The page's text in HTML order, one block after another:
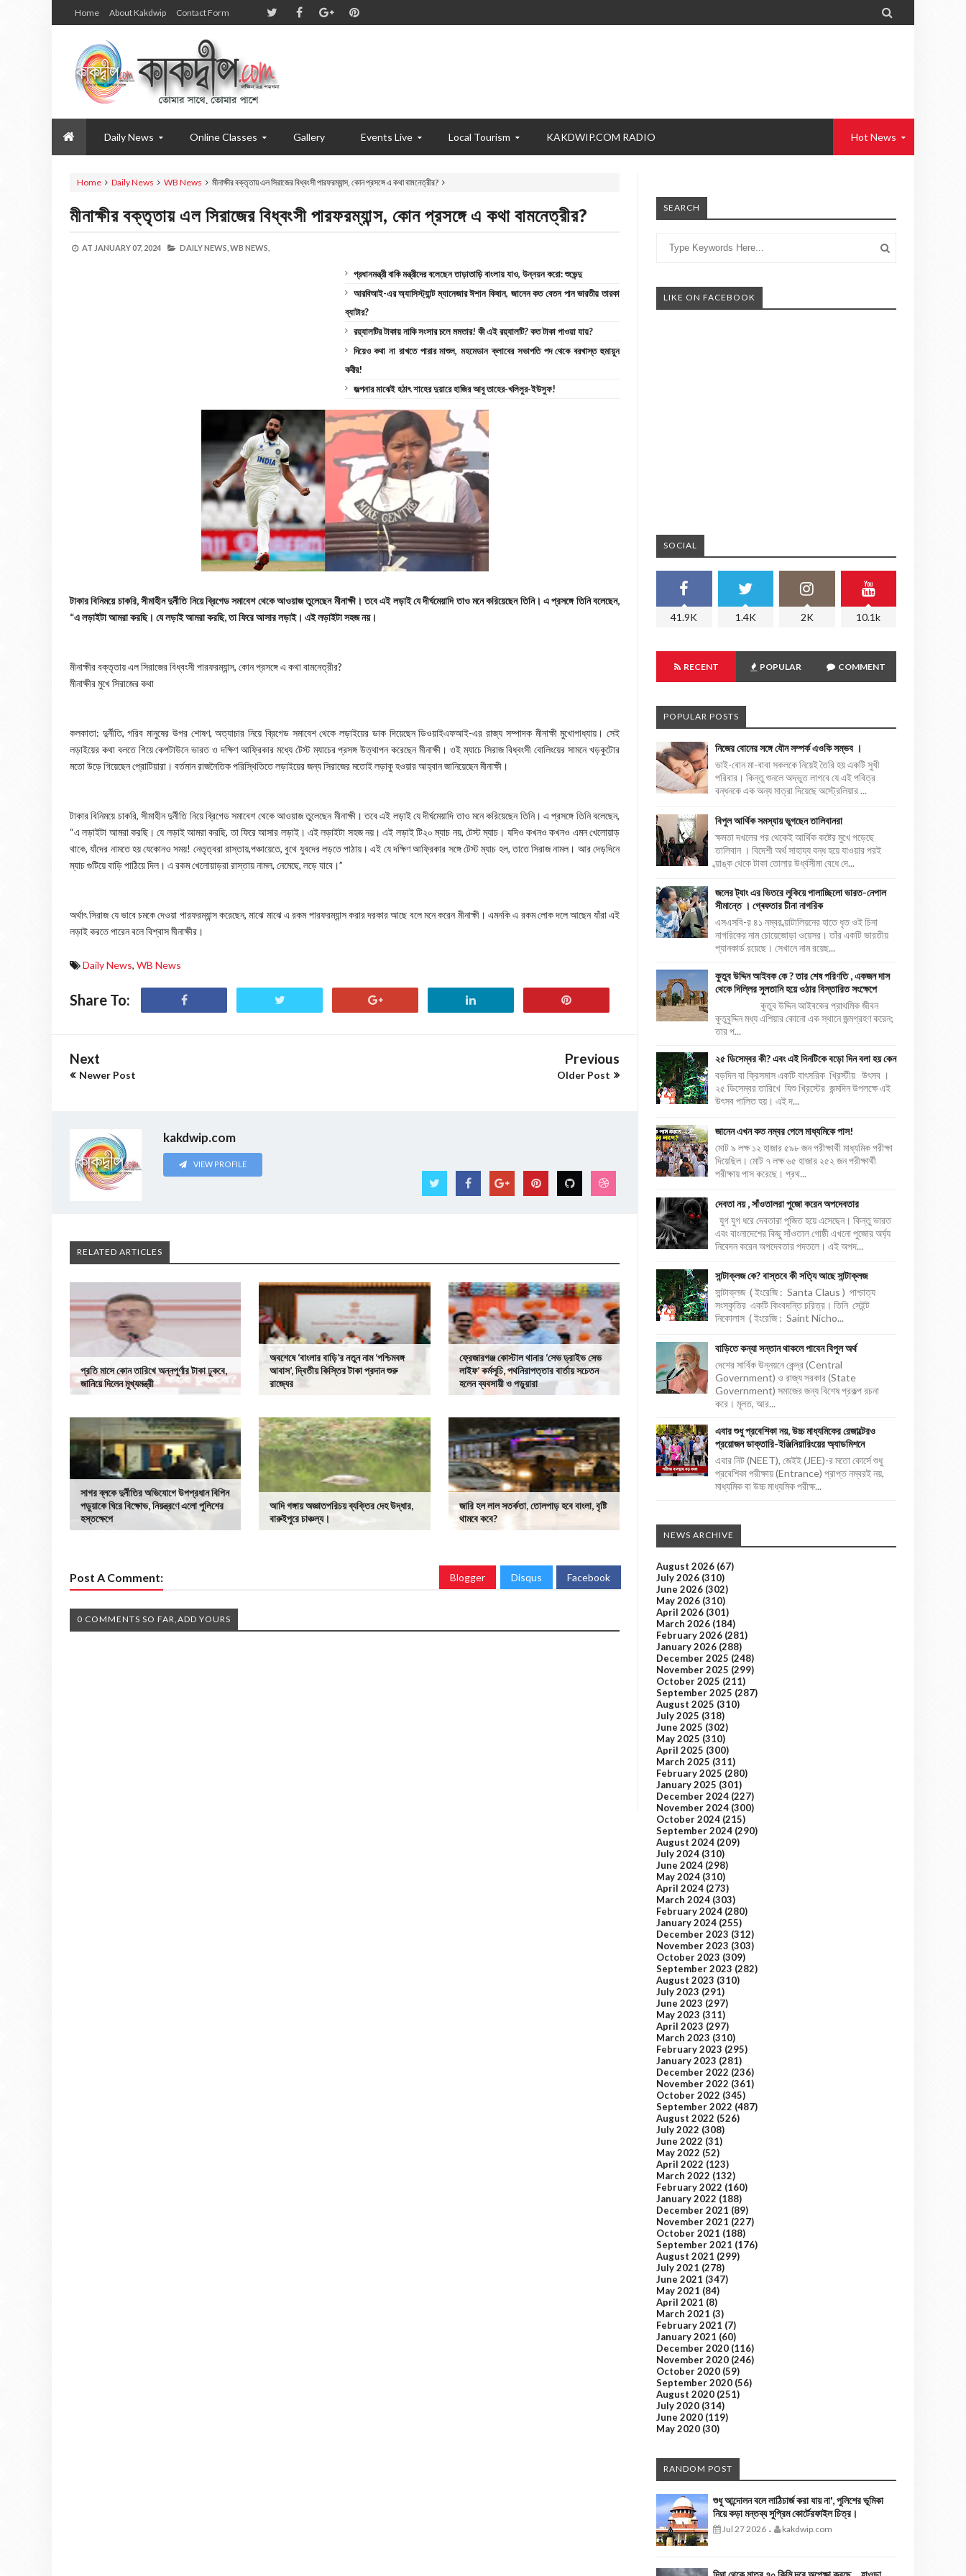
Home About Kakdwip Contact Form 
Daily News Online Classes Gallery Events Live Local Tourism KAKDWIP.COM RADIO Hot News
Home Daily News WB News মীনাক্ষীর বক্তৃতায় এল সিরাজের বিধ্বংসী পারফরম্যান্স, কোন প্রসঙ্গে এ কথা বামনেত্রীর?
মীনাক্ষীর বক্তৃতায় এল সিরাজের বিধ্বংসী পারফরম্যান্স, কোন প্রসঙ্গে এ কথা বামনেত্রীর?
AT JANUARY 07, 2024 DAILY NEWS, WB NEWS,
প্রধানমন্ত্রী বাকি মন্ত্রীদের বলেছেন তাড়াতাড়ি বাংলায় যাও, উন্নয়ন করো: শুভেন্দু
আরবিআই-এর অ্যাসিস্ট্যান্ট ম্যানেজার ঈশান কিষান, জানেন কত বেতন পান ভারতীয় তারকা
ব্যাটার?
রয়্যালটির টাকায় নাকি সংসার চলে মমতার! কী এই রয়্যালটি? কত টাকা পাওয়া যায়?
দিয়েও কথা না রাখতে পারার মাশুল, মহমেডান ক্লাবের সভাপতি পদ থেকে বরখাস্ত হুমায়ুন
কবীর!
জল্পনার মাঝেই হঠাৎ শাহের দুয়ারে হাজির আবু তাহের-খলিলুর-ইউসুফ!
টাকার বিনিময়ে চাকরি, সীমাহীন দুর্নীতি নিয়ে ব্রিগেড সমাবেশ থেকে আওয়াজ তুলেছেন মীনাক্ষী। তবে এই লড়াই যে দীর্ঘমেয়াদি তাও মনে করিয়েছেন তিনি। এ প্রসঙ্গে তিনি বলেছেন,
“এ লড়াইটা আমরা করছি। যে লড়াই আমরা করছি, তা ফিরে আসার লড়াই। এই লড়াইটা সহজ নয়।
মীনাক্ষীর বক্তৃতায় এল সিরাজের বিধ্বংসী পারফরম্যান্স, কোন প্রসঙ্গে এ কথা বামনেত্রীর?
মীনাক্ষীর মুখে সিরাজের কথা
কলকাতা: দুর্নীতি, গরিব মানুষের উপর শোষণ, অত্যাচার নিয়ে ব্রিগেড সমাবেশ থেকে লড়াইয়ের ডাক দিয়েছেন ডিওয়াইএফআই-এর রাজ্য সম্পাদক মীনাক্ষী মুখোপাধ্যায়। সেই
লড়াইয়ের কথা বলতে গিয়ে কেপটাউনে ভারত ও দক্ষিণ আফ্রিকার মধ্যে টেস্ট ম্যাচের প্রসঙ্গ উত্থাপন করেছেন মীনাক্ষী। ওই ম্যাচে সিরাজ বিধ্বংসী বোলিংয়ের সামনে খড়কুটোর
মতো উড়ে গিয়েছেন প্রোটিয়ারা। বর্তমান রাজনৈতিক পরিস্থিতিতে লড়াইয়ের জন্য সিরাজের মতোই লড়াকু হওয়ার আহ্বান জানিয়েছেন মীনাক্ষী।
টাকার বিনিময়ে চাকরি, সীমাহীন দুর্নীতি নিয়ে ব্রিগেড সমাবেশ থেকে আওয়াজ তুলেছেন মীনাক্ষী। তবে এই লড়াই যে দীর্ঘমেয়াদি তাও মনে করিয়েছেন তিনি। এ প্রসঙ্গে তিনি বলেছেন,
“এ লড়াইটা আমরা করছি। যে লড়াই আমরা করছি, তা ফিরে আসার লড়াই। এই লড়াইটা সহজ নয়। এই লড়াই টি২০ ম্যাচ নয়, টেস্ট ম্যাচ। যদিও কখনও কখনও এমন খেলোয়াড়
থাকে, যাঁদের নামতে হয় যেকোনও সময়! নেতৃত্বরা রাস্তায়,পঞ্চায়েতে, বুথে যুবদের লড়তে পাঠায়। এই যে দক্ষিণ আফ্রিকার সঙ্গে টেস্ট ম্যাচ হল, তাতে সিরাজ নামল। আর দেড়দিনে
ম্যাচ গুটিয়ে বাড়ি পাঠিয়ে দিল। এ রকম খেলোয়াড়রা রাস্তায় নামল, নেমেছে, লড়ে যাবে।”
অর্থাৎ সিরাজ যে ভাবে চমকে দেওয়া পারফরম্যান্স করেছেন, মাঝে মাঝে এ রকম পারফরম্যান্স করার দরকার আছে বলে মনে করেন মীনাক্ষী। এমনকি এ রকম লোক দলে আছেন যাঁরা এই
লড়াই করতে পারেন বলে বিশ্বাস মীনাক্ষীর।
Daily News, WB News
Share To:
Next
Newer Post
Previous
Older Post
kakdwip.com
VIEW PROFILE
RELATED ARTICLES
প্রতি মাসে কোন তারিখে অন্নপূর্ণার টাকা ঢুকবে,
জানিয়ে দিলেন মুখ্যমন্ত্রী
অবশেষে ‘বাংলার বাড়ি’র নতুন নাম ‘পশ্চিমবঙ্গ
আবাস’, দ্বিতীয় কিস্তির টাকা প্রদান শুরু
রাজ্যের
ফ্রেজারগঞ্জ কোস্টাল থানার ‘সেভ ড্রাইভ সেভ
লাইফ’ কর্মসূচি, পথনিরাপত্তার বার্তায় সচেতন
হলেন ব্যবসায়ী ও পড়ুয়ারা
সাগর ব্লকে দুর্নীতির অভিযোগে উপপ্রধান বিপিন
পড়ুয়াকে ঘিরে বিক্ষোভ, নিয়ন্ত্রণে এলো পুলিশের
হস্তক্ষেপে
আদি গঙ্গায় অজ্ঞাতপরিচয় ব্যক্তির দেহ উদ্ধার,
বারুইপুরে চাঞ্চল্য।
জারি হল লাল সতর্কতা, তোলপাড় হবে বাংলা, বৃষ্টি
থামবে কবে?
Post A Comment: Blogger Disqus Facebook
0 COMMENTS SO FAR,ADD YOURS
SEARCH
LIKE ON FACEBOOK
SOCIAL
41.9K 1.4K 2K 10.1k
RECENT POPULAR COMMENT
POPULAR POSTS
নিজের বোনের সঙ্গে যৌন সম্পর্ক এওকি সম্ভব ।
ভাই-বোন মা-বাবা সকলকে নিয়েই তৈরি হয় একটি সুখী
পরিবার। কিন্তু শুনলে অদ্ভুত লাগবে যে এই পবিত্র
বন্ধনকে এক অন্য মাত্রা দিয়েছে অস্ট্রেলিয়ার ...
বিপুল আর্থিক সমস্যায় ভুগছেন তালিবানরা
ক্ষমতা দখলের পর থেকেই আর্থিক কষ্টের মুখে পড়েছে
তালিবান । বিদেশী অর্থ সাহায্য বন্ধ হয়ে যাওয়ার পরই
ব্য়াঙ্ক থেকে টাকা তোলার উর্ধ্বসীমা বেধে দে...
জলের ট্যাং এর ভিতরে লুকিয়ে পালাচ্ছিলো ভারত-নেপাল
সীমান্তে । গ্ৰেফতার চীনা নাগরিক
এসএসবি-র ৪১ নম্বর ব্য়াটালিয়নের হাতে ধৃত ওই চিনা
নাগরিকের নাম চোয়েজোড়া ওয়েসর। তাঁর একটি ভারতীয়
প্যানকার্ড রয়েছে। সেখানে নাম রয়েছ...
কুতুব উদ্দিন আইবক কে ? তার শেষ পরিণতি , একজন দাস
থেকে দিল্লির সুলতানি হয়ে ওঠার বিস্তারিত সংক্ষেপে
কুতুব উদ্দিন আইবকের প্রাথমিক জীবন
কুতুবুদ্দিন মধ্য এশিয়ার কোনো এক স্থানে জন্মগ্রহণ করেন;
তার প...
২৫ ডিসেম্বর কী? এবং এই দিনটিকে বড়ো দিন বলা হয় কেন
বড়দিন বা ক্রিসমাস একটি বাৎসরিক খ্রিস্টীয় উৎসব ।
২৫ ডিসেম্বর তারিখে যিশু খ্রিস্টের জন্মদিন উপলক্ষে এই
উৎসব পালিত হয়। এই দ...
জানেন এখন কত নম্বর পেলে মাধ্যমিকে পাস!
মোট ৯ লক্ষ ১২ হাজার ৫৯৮ জন পরীক্ষার্থী মাধ্যমিক পরীক্ষা
দিয়েছিল। মোট ৭ লক্ষ ৬৫ হাজার ২৫২ জন পরীক্ষার্থী
পরীক্ষায় পাস করেছে। প্রথ...
দেবতা নয় , সাঁওতালরা পুজো করেন অপদেবতার
যুগ যুগ ধরে দেবতারা পূজিত হয়ে এসেছেন। কিন্তু ভারত
এবং বাংলাদেশের কিছু সাঁওতাল গোষ্ঠী এখনো পুজোর অর্ঘ্য
নিবেদন করেন অপদেবতার পদতলে। এই অপদ...
সান্টাক্লজ কে? বাস্তবে কী সত্যি আছে সান্টাক্লজ
সান্টাক্লজ ( ইংরেজি : Santa Claus ) পাশ্চাত্য
সংস্কৃতির একটি কিংবদন্তি চরিত্র। তিনি সেইন্ট
নিকোলাস ( ইংরেজি : Saint Nicho...
বাড়িতে কন্যা সন্তান থাকলে পাবেন বিপুল অর্থ
দেশের সার্বিক উন্নয়নে কেন্দ্র (Central
Government) ও রাজ্য সরকার (State
Government) সমাজের জন্য বিশেষ প্রকল্প রচনা
করে। মূলত, আর...
এবার শুধু প্রবেশিকা নয়, উচ্চ মাধ্যমিকের রেজাল্টেরও
প্রয়োজন ডাক্তারি-ইঞ্জিনিয়ারিংয়ের অ্যাডমিশনে
এবার নিট (NEET), জেইই (JEE)-র মতো কোর্সে শুধু
প্রবেশিকা পরীক্ষায় (Entrance) প্রাপ্ত নম্বরই নয়,
মাধ্যমিক বা উচ্চ মাধ্যমিক পরীক্ষ...
NEWS ARCHIVE
August 2026 (67)
July 2026 (310)
June 2026 (302)
May 2026 (310)
April 2026 (301)
March 2026 (184)
February 2026 (281)
January 2026 (288)
December 2025 (248)
November 2025 (299)
October 2025 (211)
September 2025 (287)
August 2025 (310)
July 2025 (318)
June 2025 (302)
May 2025 (310)
April 2025 (300)
March 2025 (311)
February 2025 (280)
January 2025 (301)
December 2024 (227)
November 2024 (300)
October 2024 (215)
September 2024 (290)
August 2024 (209)
July 2024 (310)
June 2024 (298)
May 2024 (310)
April 2024 (273)
March 2024 (303)
February 2024 (280)
January 2024 (255)
December 2023 (312)
November 2023 (303)
October 2023 (309)
September 2023 (282)
August 2023 (310)
July 2023 (291)
June 2023 (297)
May 2023 (311)
April 2023 (297)
March 2023 (310)
February 2023 (295)
January 2023 (281)
December 2022 (236)
November 2022 (361)
October 2022 (345)
September 2022 (487)
August 2022 (526)
July 2022 (308)
June 2022 (31)
May 2022 (52)
April 2022 (123)
March 2022 (132)
February 2022 (160)
January 2022 (188)
December 2021 (89)
November 2021 (227)
October 2021 (188)
September 2021 (176)
August 2021 (299)
July 2021 (278)
June 2021 (347)
May 2021 (84)
April 2021 (8)
March 2021 (3)
February 2021 (7)
January 2021 (60)
December 2020 (116)
November 2020 (246)
October 2020 (59)
September 2020 (56)
August 2020 (251)
July 2020 (314)
June 2020 (119)
May 2020 (30)
RANDOM POST
শুধু আন্দোলন বলে লাঠিচার্জ করা যায় না', পুলিশের ভূমিকা
নিয়ে কড়া মন্তব্য সুপ্রিম কোর্টেরফাইল চিত্র।
Jul 27 2026 - kakdwip.com